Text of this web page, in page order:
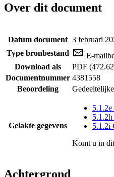
Over dit document
Datum document 3 februari
Type bronbestand
E-
Download als
PDF
Documentnummer 4381558
Beoordeling
Gelakte gegevens
5.1.2i
Komt u in dit
Achtergrond